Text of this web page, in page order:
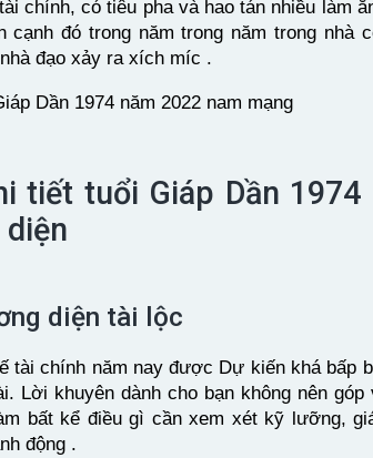
chính, có tiêu pha và hao tán nhiều làm
cạnh đó trong năm trong năm trong nhà
đạo xảy ra xích míc .
tiết tuổi Giáp Dần
diện tài lộc
tài chính năm nay được Dự kiến khá bấp
Lời khuyên dành cho bạn không nên
bất kể điều gì cần xem xét kỹ lưỡng,
động .